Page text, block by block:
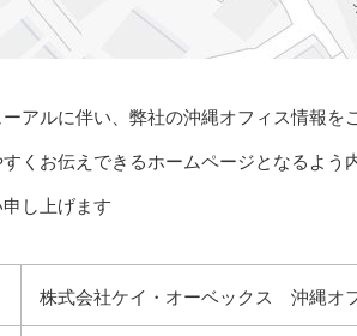
アルに伴い、弊社の沖縄オフィス情報を
くお伝えできるホームページとなるよう
し上げます
株式会社ケイ・オーベックス 沖縄オ